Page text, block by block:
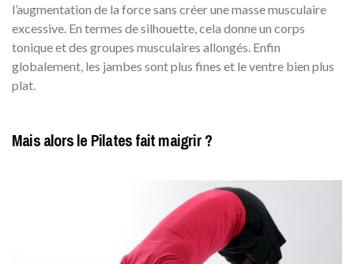
l’augmentation de la force sans créer une masse musculaire
excessive. En termes de silhouette, cela donne un corps
tonique et des groupes musculaires allongés. Enfin
globalement, les jambes sont plus fines et le ventre bien plus
plat.
Mais alors le Pilates fait maigrir ?